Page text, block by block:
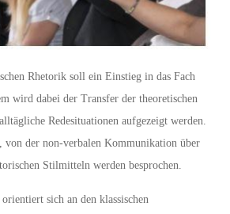
Rhetorik soll ein Einstieg in das Fach
wird dabei der Transfer der theoretischen
Redesituationen aufgezeigt werden.
von der non-verbalen Kommunikation über
Stilmitteln werden besprochen.
sich an den klassischen